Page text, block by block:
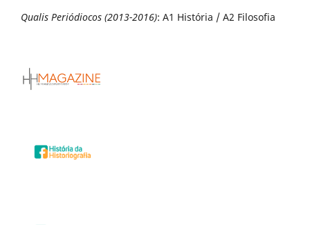
Qualis Periódiocos (2013-2016): A1 História / A2 Filosofia